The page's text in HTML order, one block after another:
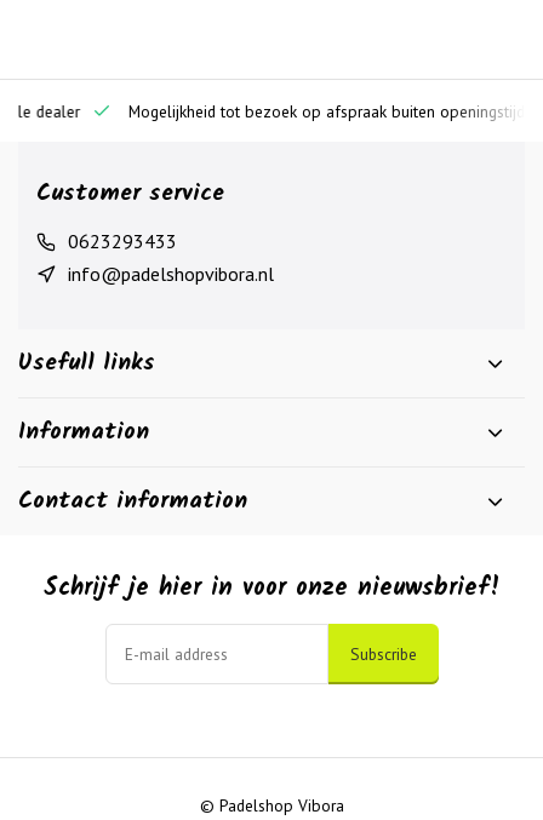
dealer Mogelijkheid tot bezoek op afspraak buiten openingstijden
Customer service
0623293433
info@padelshopvibora.nl
Usefull links
Information
Contact information
Schrijf je hier in voor onze nieuwsbrief!
Subscribe
© Padelshop Vibora